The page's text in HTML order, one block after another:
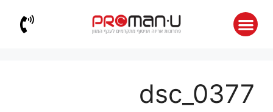
dsc_0377